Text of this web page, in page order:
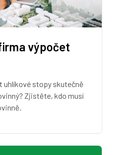
výpočet
uhlíkové stopy skutečně
Zjistěte, kdo musí